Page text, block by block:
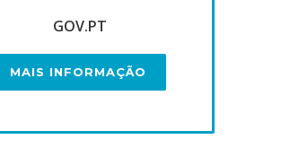
GOV.PT
MAIS INFORMAÇÃO